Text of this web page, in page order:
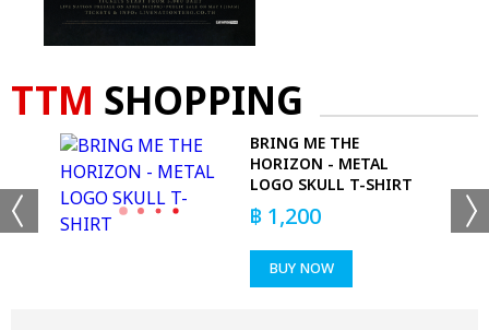
TTM SHOPPING
BRING ME THE
HORIZON - METAL
LOGO SKULL T-SHIRT
฿ 1,200
BUY NOW